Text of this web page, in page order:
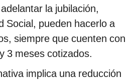
la jubilación,
Social, pueden hacerlo a
siempre que cuenten con
3 meses cotizados.
implica una reducción